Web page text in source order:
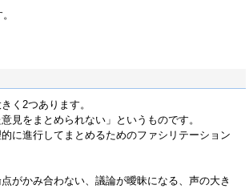
く2つあります。
見をまとめられない」というものです。
に進行してまとめるためのファシリテーション
がかみ合わない、議論が曖昧になる、声の大き